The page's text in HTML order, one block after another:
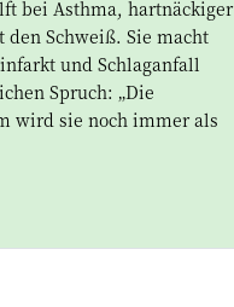
bei Asthma, hartnäckiger
Schweiß. Sie macht
und Schlaganfall
Spruch: „Die
wird sie noch immer als